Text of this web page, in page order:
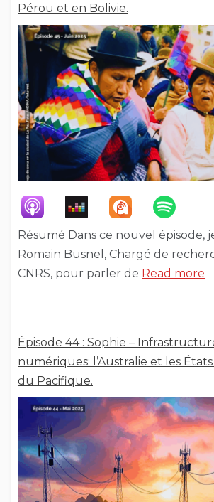
Pérou et en Bolivie.
Résumé Dans ce nouvel épisode,
Romain Busnel, Chargé de
CNRS, pour parler de Read more
Épisode 44 : Sophie –
numériques: l’Australie et les
du Pacifique.